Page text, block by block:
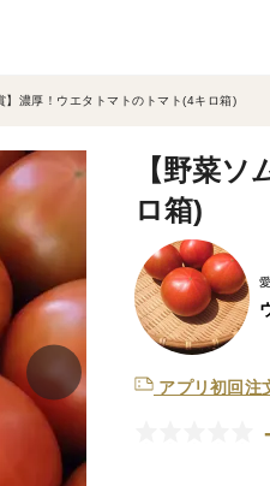
】濃厚！ウエタトマトのトマト(4キロ箱)
【野菜
ロ箱)
アプリ初回注
-